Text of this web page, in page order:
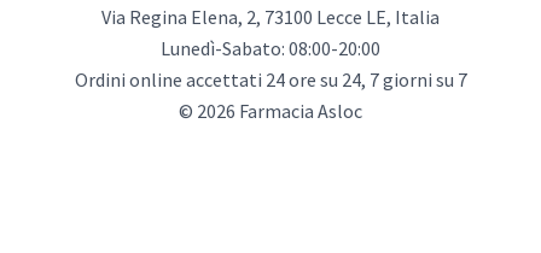
Via Regina Elena, 2, 73100 Lecce LE, Italia
Lunedì-Sabato: 08:00-20:00
Ordini online accettati 24 ore su 24, 7 giorni su 7
© 2026 Farmacia Asloc